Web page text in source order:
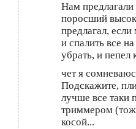
Нам предлагали
поросший
предлагал,
и спалить все
убрать, и пепел
чет я
Подскажите,
лучше все таки
триммером
косой...